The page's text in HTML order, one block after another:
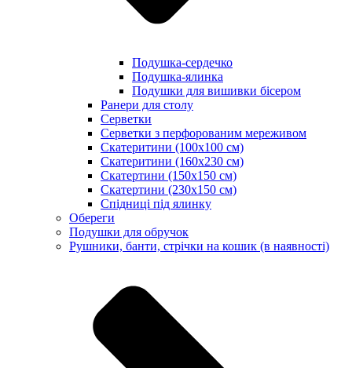
Подушка-сердечко
Подушка-ялинка
Подушки для вишивки бісером
Ранери для столу
Серветки
Серветки з перфорованим мереживом
Скатеритини (100х100 см)
Скатеритини (160х230 см)
Скатертини (150х150 см)
Скатертини (230х150 см)
Спідниці під ялинку
Обереги
Подушки для обручок
Рушники, банти, стрічки на кошик (в наявності)